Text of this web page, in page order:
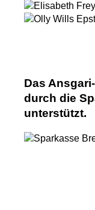
Das
durch die
unterstützt.